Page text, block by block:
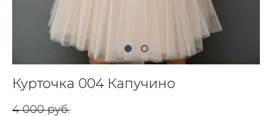
Курточка 004 Капучино
4 000 pуб.